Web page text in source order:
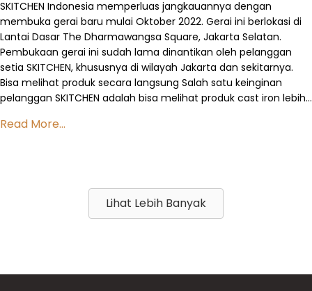
SKITCHEN Indonesia memperluas jangkauannya dengan
membuka gerai baru mulai Oktober 2022. Gerai ini berlokasi di
Lantai Dasar The Dharmawangsa Square, Jakarta Selatan.
Pembukaan gerai ini sudah lama dinantikan oleh pelanggan
setia SKITCHEN, khususnya di wilayah Jakarta dan sekitarnya.
Bisa melihat produk secara langsung Salah satu keinginan
pelanggan SKITCHEN adalah bisa melihat produk cast iron lebih…
Read More...
Lihat Lebih Banyak